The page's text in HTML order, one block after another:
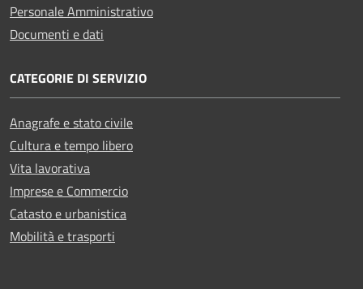
Personale Amministrativo
Documenti e dati
CATEGORIE DI SERVIZIO
Anagrafe e stato civile
Cultura e tempo libero
Vita lavorativa
Imprese e Commercio
Catasto e urbanistica
Mobilità e trasporti